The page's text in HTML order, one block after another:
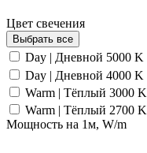
Цвет свечения
Выбрать все
Day | Дневной 5000 K
Day | Дневной 4000 K
Warm | Тёплый 3000 K
Warm | Тёплый 2700 K
Мощность на 1м, W/m